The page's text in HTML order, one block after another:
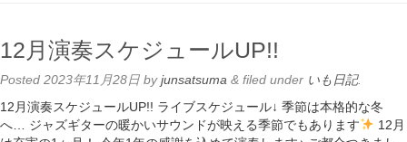
Contact
YouTube
Online Lesson
12月演奏スケジュールUP!!
Posted 2023年11月28日 byjunsatsuma & filed under いも日記.
12月演奏スケジュールUP!! ライブスケジュール↓ 季節は本格的な冬
へ… ジャズギターの暖かいサウンドが映える季節でもあります
12月